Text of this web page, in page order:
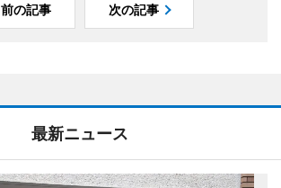
前の記事 次の記事
最新ニュース